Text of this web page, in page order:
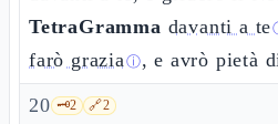
TetraGramma davanti a te
farò graziaⓘ, e avrò pietà
20 🗝️2 🔗2